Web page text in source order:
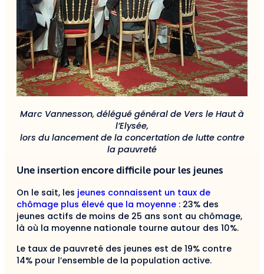
Marc Vannesson, délégué général de Vers le Haut à
l’Elysée,
lors du lancement de la concertation de lutte contre
la pauvreté
Une insertion encore difficile pour les jeunes
On le sait, les jeunes connaissent un taux de
chômage plus élevé que la moyenne : 23% des
jeunes actifs de moins de 25 ans sont au chômage,
là où la moyenne nationale tourne autour des 10%.
Le taux de pauvreté des jeunes est de 19% contre
14% pour l’ensemble de la population active.